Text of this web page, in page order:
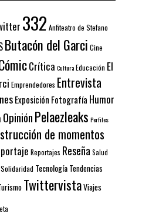
332 Anfiteatro de Stefano
Butacón del Garci Cine
Crítica CulturaEducación El
Emprendedores Entrevista
Exposición Fotografía Humor
OpiniónPelaezleaks Perfiles
de momentos
Reportajes Reseña Salud
Solidaridad Tecnología Tendencias
TwittervistaViajes